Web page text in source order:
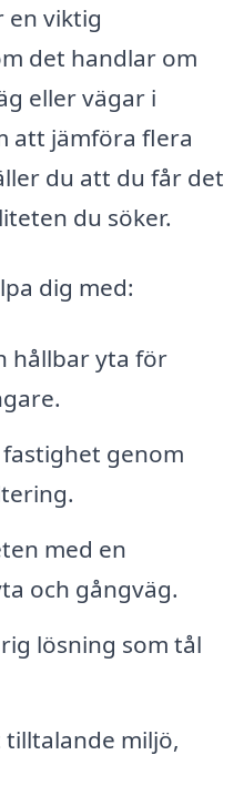
en viktig
det handlar om
eller vägar i
att jämföra flera
du att du får det
du söker.
dig med:
hållbar yta för
genom
med en
och gångväg.
lösning som tål
tilltalande miljö,